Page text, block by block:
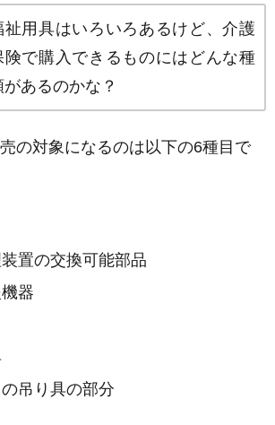
祉用具はいろいろあるけど、介護
険で購入できるものにはどんな種
があるのかな？
の対象になるのは以下の6種目で
置の交換可能部品
器
吊り具の部分